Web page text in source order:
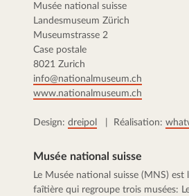
Musée national suisse
Landesmuseum Zürich
Museumstrasse 2
Case postale
8021 Zurich
info@nationalmuseum.ch
www.nationalmuseum.ch
Design: dreipol | Réalisation:
Musée national suisse
Le Musée national suisse (MNS) est
faîtière qui regroupe trois musées: